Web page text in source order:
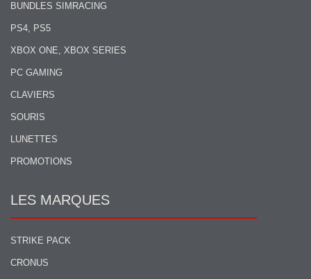
BUNDLES SIMRACING
PS4, PS5
XBOX ONE, XBOX SERIES
PC GAMING
CLAVIERS
SOURIS
LUNETTES
PROMOTIONS
LES MARQUES
STRIKE PACK
CRONUS